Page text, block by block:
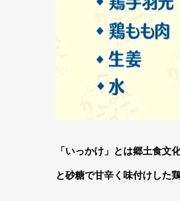
「いっかけ」とは郷土食文
と砂糖で甘辛く味付けした